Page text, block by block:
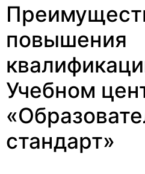
повышения
Учебном
стандарт»